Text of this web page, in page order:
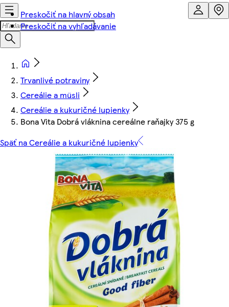
Preskočiť na hlavný obsah
Preskočiť na vyhľadávanie
Trvanlivé potraviny
Cereálie a müsli
Cereálie a kukuričné lupienky
Bona Vita Dobrá vláknina cereálne raňajky 375 g
Späť na Cereálie a kukuričné lupienky